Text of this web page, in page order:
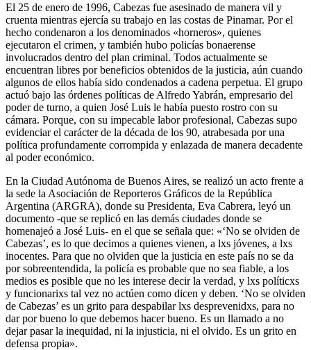
El 25 de enero de 1996, Cabezas fue asesinado de manera vil y
cruenta mientras ejercía su trabajo en las costas de Pinamar. Por el
hecho condenaron a los denominados «horneros», quienes
ejecutaron el crimen, y también hubo policías bonaerense
involucrados dentro del plan criminal. Todos actualmente se
encuentran libres por beneficios obtenidos de la justicia, aún cuando
algunos de ellos había sido condenados a cadena perpetua. El grupo
actuó bajo las órdenes políticas de Alfredo Yabrán, empresario del
poder de turno, a quien José Luis le había puesto rostro con su
cámara. Porque, con su impecable labor profesional, Cabezas supo
evidenciar el carácter de la década de los 90, atrabesada por una
política profundamente corrompida y enlazada de manera decadente
al poder económico.
En la Ciudad Autónoma de Buenos Aires, se realizó un acto frente a
la sede la Asociación de Reporteros Gráficos de la República
Argentina (ARGRA), donde su Presidenta, Eva Cabrera, leyó un
documento -que se replicó en las demás ciudades donde se
homenajeó a José Luis- en el que se señala que: «‘No se olviden de
Cabezas’, es lo que decimos a quienes vienen, a lxs jóvenes, a lxs
inocentes. Para que no olviden que la justicia en este país no se da
por sobreentendida, la policía es probable que no sea fiable, a los
medios es posible que no les interese decir la verdad, y lxs políticxs
y funcionarixs tal vez no actúen como dicen y deben. ‘No se olviden
de Cabezas’ es un grito para despabilar lxs desprevenidxs, para no
dar por bueno lo que debemos hacer bueno. Es un llamado a no
dejar pasar la inequidad, ni la injusticia, ni el olvido. Es un grito en
defensa propia».